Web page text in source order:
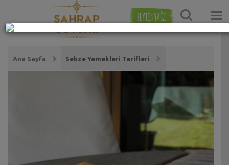
ZEYTİNYAĞI
Ana Sayfa Sebze Yemekleri Tarifleri